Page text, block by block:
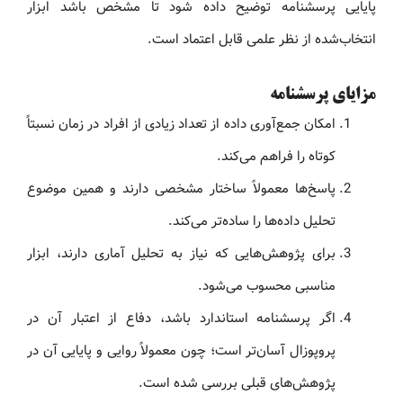
پایایی پرسشنامه توضیح داده شود تا مشخص باشد ابزار
انتخاب‌شده از نظر علمی قابل اعتماد است.
مزایای پرسشنامه
امکان جمع‌آوری داده از تعداد زیادی از افراد در زمان نسبتاً
کوتاه را فراهم می‌کند.
پاسخ‌ها معمولاً ساختار مشخصی دارند و همین موضوع
تحلیل داده‌ها را ساده‌تر می‌کند.
برای پژوهش‌هایی که نیاز به تحلیل آماری دارند، ابزار
مناسبی محسوب می‌شود.
اگر پرسشنامه استاندارد باشد، دفاع از اعتبار آن در
پروپوزال آسان‌تر است؛ چون معمولاً روایی و پایایی آن در
پژوهش‌های قبلی بررسی شده است.